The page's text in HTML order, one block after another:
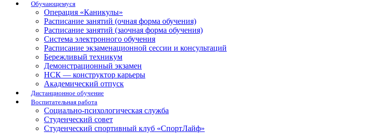
Обучающемуся
Операция «Каникулы»
Расписание занятий (очная форма обучения)
Расписание занятий (заочная форма обучения)
Система электронного обучения
Расписание экзаменационной сессии и консультаций
Бережливый техникум
Демонстрационный экзамен
НСК — конструктор карьеры
Академический отпуск
Дистанционное обучение
Воспитательная работа
Социально-психологическая служба
Студенческий совет
Студенческий спортивный клуб «СпортЛайф»